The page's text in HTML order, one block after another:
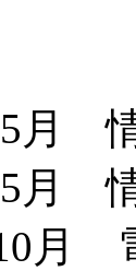
5月
5月
月